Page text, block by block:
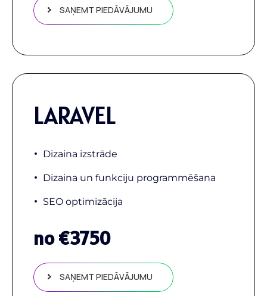
SAŅEMT PIEDĀVĀJUMU
LARAVEL
Dizaina izstrāde
Dizaina un funkciju programmēšana
SEO optimizācija
no €3750
SAŅEMT PIEDĀVĀJUMU